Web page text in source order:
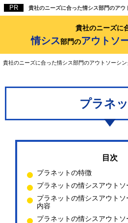
貴社のニーズに合った情シス部門のアウ
貴社のニーズに
情シス部門のアウトソ
貴社のニーズに合った情シス部門のアウトソーシン
プラネ
プラネットの特徴
プラネットの情シスアウトソ
プラネットの情シスアウト
内容
プラネットの情シスアウト